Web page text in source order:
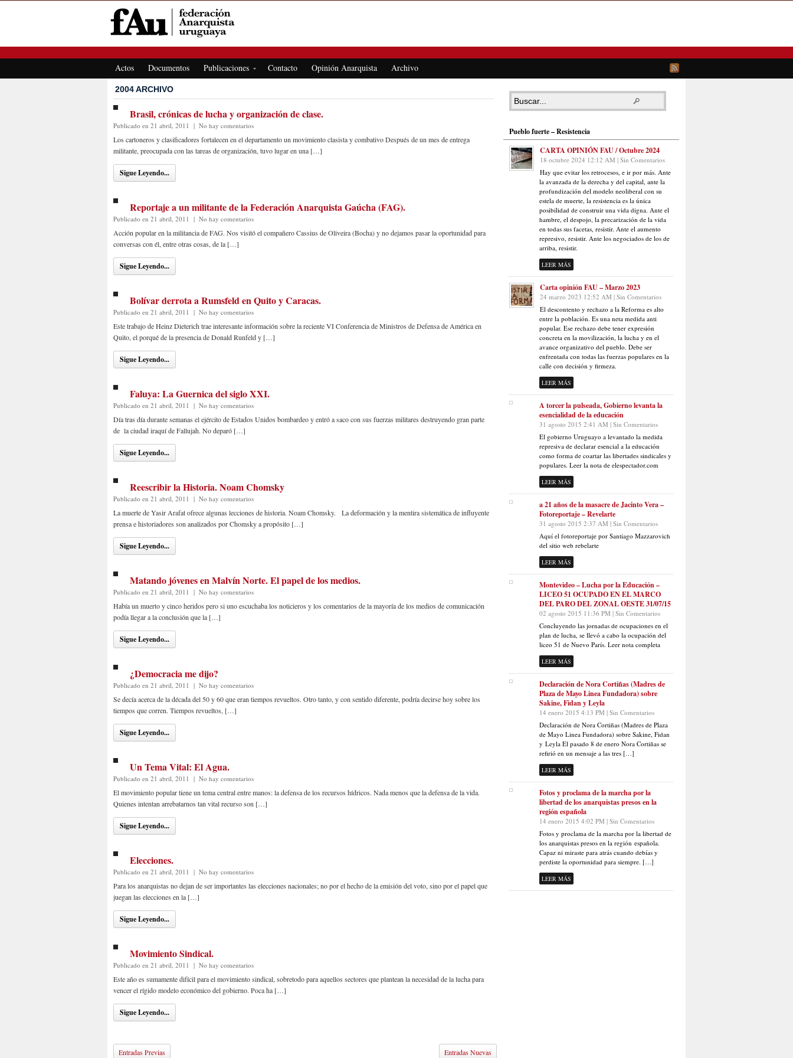
Actos Documentos Publicaciones Contacto Opinión Anarquista Archivo
2004 ARCHIVO
Brasil, crónicas de lucha y organización de clase.
Publicado en 21 abril, 2011 | No hay comentarios
Los cartoneros y clasificadores fortalecen en el departamento un movimiento clasista y combativo Después de un mes de entrega
militante, preocupada con las tareas de organización, tuvo lugar en una […]
Sigue Leyendo...
Reportaje a un militante de la Federación Anarquista Gaúcha (FAG).
Publicado en 21 abril, 2011 | No hay comentarios
Acción popular en la militancia de FAG. Nos visitó el compañero Cassius de Oliveira (Bocha) y no dejamos pasar la oportunidad para
conversas con él, entre otras cosas, de la […]
Sigue Leyendo...
Bolívar derrota a Rumsfeld en Quito y Caracas.
Publicado en 21 abril, 2011 | No hay comentarios
Este trabajo de Heinz Dieterich trae interesante información sobre la reciente VI Conferencia de Ministros de Defensa de América en
Quito, el porqué de la presencia de Donald Runfeld y […]
Sigue Leyendo...
Faluya: La Guernica del siglo XXI.
Publicado en 21 abril, 2011 | No hay comentarios
Día tras día durante semanas el ejército de Estados Unidos bombardeo y entró a saco con sus fuerzas militares destruyendo gran parte
de la ciudad iraquí de Fallujah. No deparó […]
Sigue Leyendo...
Reescribir la Historia. Noam Chomsky
Publicado en 21 abril, 2011 | No hay comentarios
La muerte de Yasir Arafat ofrece algunas lecciones de historia. Noam Chomsky. La deformación y la mentira sistemática de influyente
prensa e historiadores son analizados por Chomsky a propósito […]
Sigue Leyendo...
Matando jóvenes en Malvín Norte. El papel de los medios.
Publicado en 21 abril, 2011 | No hay comentarios
Había un muerto y cinco heridos pero si uno escuchaba los noticieros y los comentarios de la mayoría de los medios de comunicación
podía llegar a la conclusión que la […]
Sigue Leyendo...
¿Democracia me dijo?
Publicado en 21 abril, 2011 | No hay comentarios
Se decía acerca de la década del 50 y 60 que eran tiempos revueltos. Otro tanto, y con sentido diferente, podría decirse hoy sobre los
tiempos que corren. Tiempos revueltos, […]
Sigue Leyendo...
Un Tema Vital: El Agua.
Publicado en 21 abril, 2011 | No hay comentarios
El movimiento popular tiene un tema central entre manos: la defensa de los recursos hídricos. Nada menos que la defensa de la vida.
Quienes intentan arrebatarnos tan vital recurso son […]
Sigue Leyendo...
Elecciones.
Publicado en 21 abril, 2011 | No hay comentarios
Para los anarquistas no dejan de ser importantes las elecciones nacionales; no por el hecho de la emisión del voto, sino por el papel que
juegan las elecciones en la […]
Sigue Leyendo...
Movimiento Sindical.
Publicado en 21 abril, 2011 | No hay comentarios
Este año es sumamente difícil para el movimiento sindical, sobretodo para aquellos sectores que plantean la necesidad de la lucha para
vencer el rígido modelo económico del gobierno. Poca ha […]
Sigue Leyendo...
Entradas Previas Entradas Nuevas
Pueblo fuerte – Resistencia
CARTA OPINIÓN FAU / Octubre 2024
18 octubre 2024 12:12 AM | Sin Comentarios
Hay que evitar los retrocesos, e ir por más. Ante
la avanzada de la derecha y del capital, ante la
profundización del modelo neoliberal con su
estela de muerte, la resistencia es la única
posibilidad de construir una vida digna. Ante el
hambre, el despojo, la precarización de la vida
en todas sus facetas, resistir. Ante el aumento
represivo, resistir. Ante los negociados de los de
arriba, resistir.
LEER MÁS
Carta opinión FAU – Marzo 2023
24 marzo 2023 12:52 AM | Sin Comentarios
El descontento y rechazo a la Reforma es alto
entre la población. Es una neta medida anti
popular. Ese rechazo debe tener expresión
concreta en la movilización, la lucha y en el
avance organizativo del pueblo. Debe ser
enfrentada con todas las fuerzas populares en la
calle con decisión y firmeza.
LEER MÁS
A torcer la pulseada, Gobierno levanta la
esencialidad de la educación
31 agosto 2015 2:41 AM | Sin Comentarios
El gobierno Uruguayo a levantado la medida
represiva de declarar esencial a la educación
como forma de coartar las libertades sindicales y
populares. Leer la nota de elespectador.com
LEER MÁS
a 21 años de la masacre de Jacinto Vera –
Fotoreportaje – Revelarte
31 agosto 2015 2:37 AM | Sin Comentarios
Aquí el fotoreportaje por Santiago Mazzarovich
del sitio web rebelarte
LEER MÁS
Montevideo – Lucha por la Educación –
LICEO 51 OCUPADO EN EL MARCO
DEL PARO DEL ZONAL OESTE 31/07/15
02 agosto 2015 11:36 PM | Sin Comentarios
Concluyendo las jornadas de ocupaciones en el
plan de lucha, se llevó a cabo la ocupación del
liceo 51 de Nuevo París. Leer nota completa
LEER MÁS
Declaración de Nora Cortiñas (Madres de
Plaza de Mayo Linea Fundadora) sobre
Sakine, Fidan y Leyla
14 enero 2015 4:13 PM | Sin Comentarios
Declaración de Nora Cortiñas (Madres de Plaza
de Mayo Linea Fundadora) sobre Sakine, Fidan
y Leyla El pasado 8 de enero Nora Cortiñas se
refirió en un mensaje a las tres […]
LEER MÁS
Fotos y proclama de la marcha por la
libertad de los anarquistas presos en la
región española
14 enero 2015 4:02 PM | Sin Comentarios
Fotos y proclama de la marcha por la libertad de
los anarquistas presos en la región española.
Capaz ni miraste para atrás cuando debías y
perdiste la oportunidad para siempre. […]
LEER MÁS